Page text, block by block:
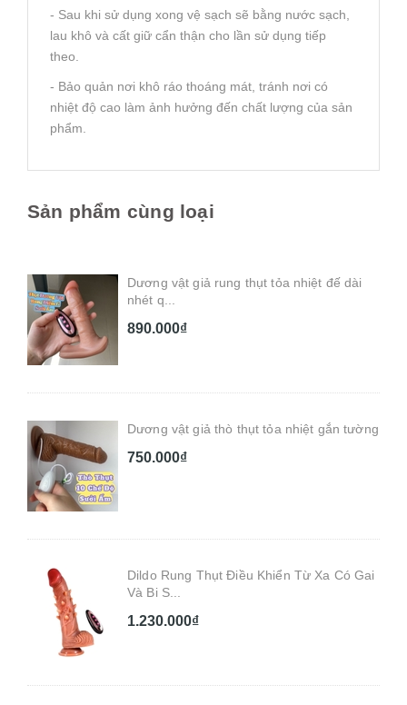
- Sau khi sử dụng xong vệ sạch sẽ bằng nước sạch,
lau khô và cất giữ cẩn thận cho lần sử dụng tiếp
theo.
- Bảo quản nơi khô ráo thoáng mát, tránh nơi có
nhiệt độ cao làm ảnh hưởng đến chất lượng của sản
phẩm.
Sản phẩm cùng loại
Dương vật giả rung thụt tỏa nhiệt đế dài
nhét q...
890.000₫
Dương vật giả thò thụt tỏa nhiệt gắn tường
750.000₫
Dildo Rung Thụt Điều Khiển Từ Xa Có Gai
Và Bi S...
1.230.000₫